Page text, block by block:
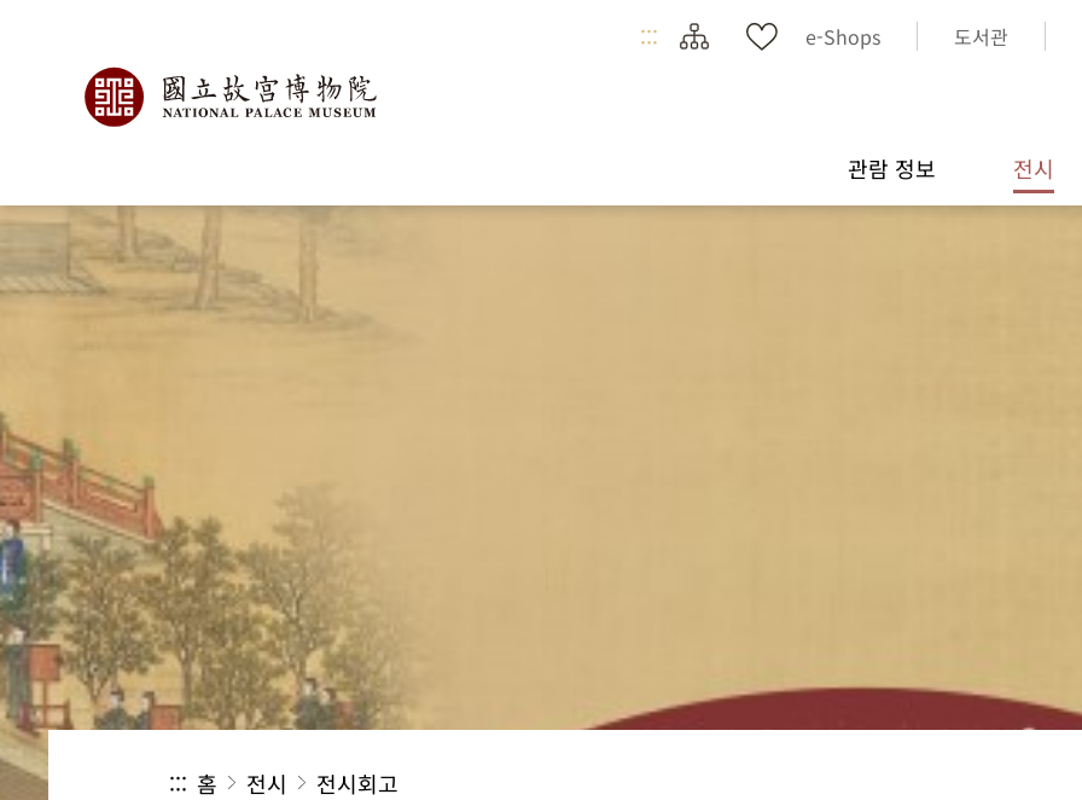
::: e-Shops 도서관
관람 정보 전시
::: 홈 전시 전시회고